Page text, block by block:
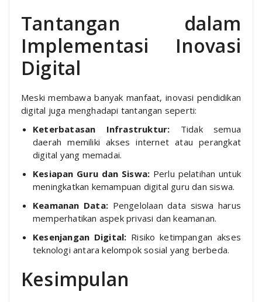
Tantangan dalam
Implementasi Inovasi
Digital
Meski membawa banyak manfaat, inovasi pendidikan
digital juga menghadapi tantangan seperti:
Keterbatasan Infrastruktur: Tidak semua
daerah memiliki akses internet atau perangkat
digital yang memadai.
Kesiapan Guru dan Siswa: Perlu pelatihan untuk
meningkatkan kemampuan digital guru dan siswa.
Keamanan Data: Pengelolaan data siswa harus
memperhatikan aspek privasi dan keamanan.
Kesenjangan Digital: Risiko ketimpangan akses
teknologi antara kelompok sosial yang berbeda.
Kesimpulan